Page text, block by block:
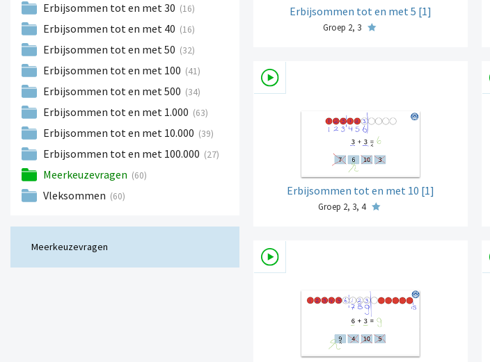
Erbijsommen tot en met 30 (16)
Erbijsommen tot en met 40 (16)
Erbijsommen tot en met 50 (32)
Erbijsommen tot en met 100 (41)
Erbijsommen tot en met 500 (34)
Erbijsommen tot en met 1.000 (63)
Erbijsommen tot en met 10.000 (39)
Erbijsommen tot en met 100.000 (27)
Meerkeuzevragen (60)
Vleksommen (60)
Meerkeuzevragen
Erbijsommen tot en met 5 [1]
Groep 2, 3
Erbijsommen tot en met 10 [1]
Groep 2, 3, 4